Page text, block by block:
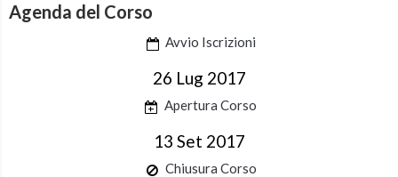
Agenda del Corso
Avvio Iscrizioni
26 Lug 2017
Apertura Corso
13 Set 2017
Chiusura Corso